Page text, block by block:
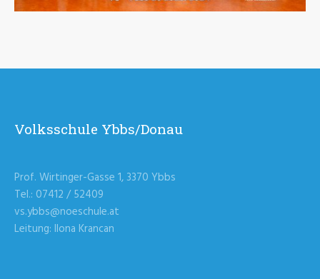
Volksschule Ybbs/Donau
Prof. Wirtinger-Gasse 1, 3370 Ybbs
Tel.: 07412 / 52409
vs.ybbs@noeschule.at
Leitung: Ilona Krancan